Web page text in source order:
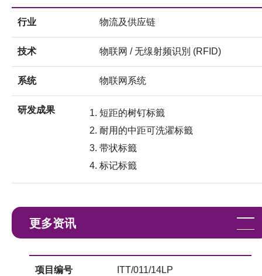
行业 物流及供应链
技术 物联网 / 无缐射频识別 (RFID)
系统 物联网系统
研发成果
短距的树钉标籤
耐用的中距可洗濯标籤
带状标籤
标记标籤
更多资讯
项目编号 ITT/011/14LP